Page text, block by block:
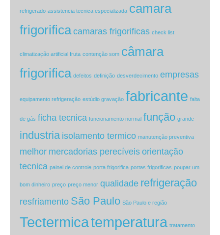
refrigerado assistencia tecnica especializada camara
frigorifica camaras frigorificas check list
climatização artificial fruta contenção som câmara
frigorifica defeitos definição desverdecimento empresas
equipamento refrigeração estúdio gravação fabricante falta
de gás ficha tecnica funcionamento normal função grande
industria isolamento termico manutenção preventiva
melhor mercadorias perecíveis orientação
tecnica painel de controle porta frigorifica portas frigorificas poupar um
bom dinheiro preço preço menor qualidade refrigeração
resfriamento São Paulo São Paulo e região
Tectermicatemperatura tratamento